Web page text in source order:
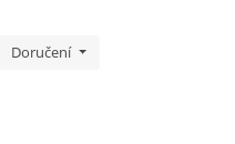
Doručení